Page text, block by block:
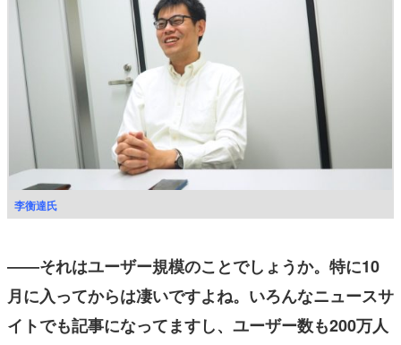
李衡達氏
――それはユーザー規模のことでしょうか。特に10
月に入ってからは凄いですよね。いろんなニュースサ
イトでも記事になってますし、ユーザー数も200万人